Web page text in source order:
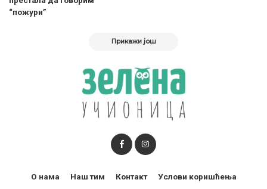
“пожури”
Прикажи још
О нама Наш тим Контакт Услови коришћења